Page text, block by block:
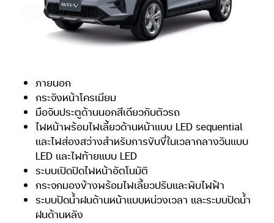
ภายนอก
กระจังหน้าโครเมียม
มือจับประตูด้านนอกสีเดียวกับตัวรถ
ไฟหน้าพร้อมไฟเลี้ยวด้านหน้าแบบ LED sequential
และไฟส่องสว่างสำหรับการขับขี่ในเวลากลางวันแบบ
LED และไฟท้ายแบบ LED
ระบบเปิดปิดไฟหน้าอัตโนมัติ
กระจกมองข้างพร้อมไฟเลี้ยวปรับและพับไฟฟ้า
ระบบปัดน้ำฝนด้านหน้าแบบหน่วงเวลา และระบบปัดน้ำ
ฝนด้านหลัง